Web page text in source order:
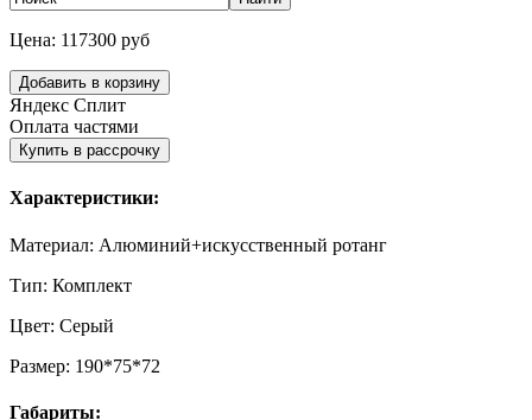
Цена: 117300 руб
Яндекс Сплит
Оплата частями
Характеристики:
Материал: Алюминий+искусственный ротанг
Тип: Комплект
Цвет: Серый
Размер: 190*75*72
Габариты: